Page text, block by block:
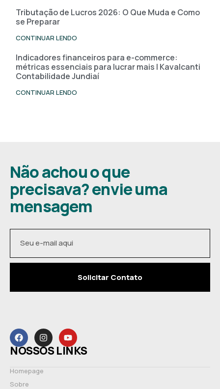
Tributação de Lucros 2026: O Que Muda e Como
se Preparar
CONTINUAR LENDO
Indicadores financeiros para e-commerce:
métricas essenciais para lucrar mais | Kavalcanti
Contabilidade Jundiaí
CONTINUAR LENDO
Não achou o que
precisava? envie uma
mensagem
Solicitar Contato
NOSSOS LINKS
Homepage
Sobre